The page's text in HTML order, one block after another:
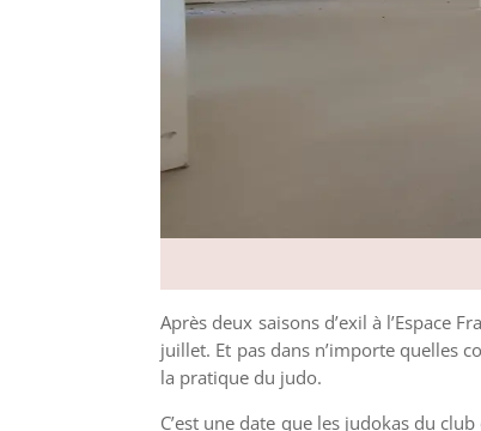
Après deux saisons d’exil à l’Espace
juillet. Et pas dans n’importe quelles
la pratique du judo.
C’est une date que les judokas du